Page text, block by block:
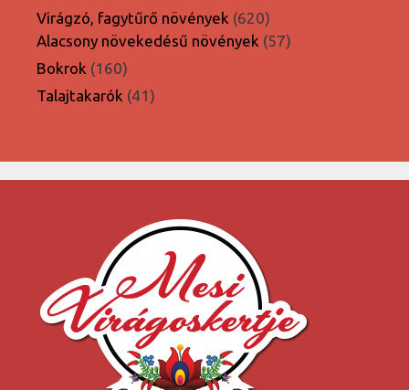
termék
Virágzó, fagytűrő növények 620620
termék
Alacsony növekedésű növények 5757
Bokrok 160160
termék
Talajtakarók 4141